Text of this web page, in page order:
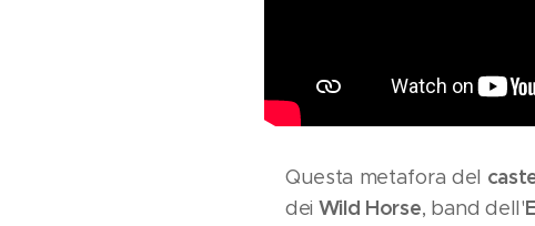
Questa metafora del
dei Wild Horse, band dell'